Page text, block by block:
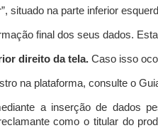
situado na parte inferior
final dos seus dados.
direito da tela. Caso isso
na plataforma, consulte o
a inserção de dados
como o titular do